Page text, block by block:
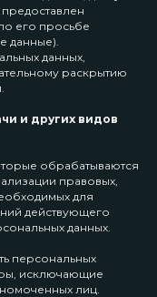
его просьбе
данные).
данных,
раскрытию
и других видов
обрабатываются
правовых,
для
действующего
данных.
персональных
исключающие
лиц.